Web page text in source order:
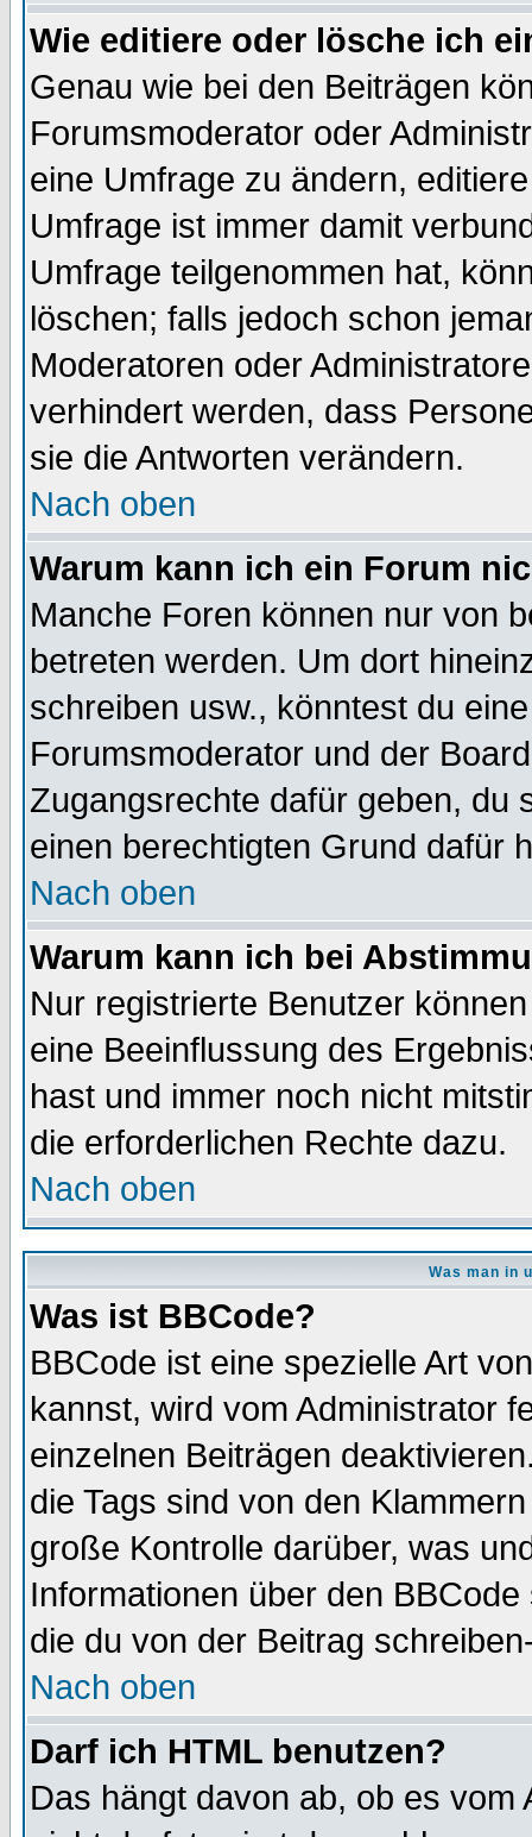
Wie editiere oder lösche ich
Genau wie bei den Beiträgen
Forumsmoderator oder
eine Umfrage zu ändern,
Umfrage ist immer damit
Umfrage teilgenommen hat,
löschen; falls jedoch schon
Moderatoren oder
verhindert werden, dass
sie die Antworten verändern.
Nach oben
Warum kann ich ein Forum
Manche Foren können nur von
betreten werden. Um dort
schreiben usw., könntest du
Forumsmoderator und der
Zugangsrechte dafür geben, du
einen berechtigten Grund dafür
Nach oben
Warum kann ich bei
Nur registrierte Benutzer
eine Beeinflussung des
hast und immer noch nicht
die erforderlichen Rechte dazu.
Nach oben
Was man in
Was ist BBCode?
BBCode ist eine spezielle Art
kannst, wird vom Administrator
einzelnen Beiträgen
die Tags sind von den
große Kontrolle darüber, was
Informationen über den
die du von der Beitrag
Nach oben
Darf ich HTML benutzen?
Das hängt davon ab, ob es